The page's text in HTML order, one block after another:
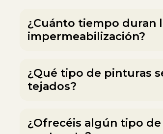
¿Cuánto tiempo duran
impermeabilización?
¿Qué tipo de pinturas
tejados?
¿Ofrecéis algún tipo